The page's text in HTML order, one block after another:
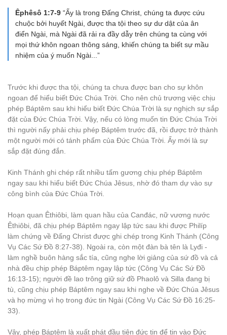
Êphêsô 1:7-9 “Ấy là trong Đấng Christ, chúng ta được cứu
chuộc bởi huyết Ngài, được tha tội theo sự dư dật của ân
điển Ngài, mà Ngài đã rải ra đầy dẫy trên chúng ta cùng với
mọi thứ khôn ngoan thông sáng, khiến chúng ta biết sự mầu
nhiệm của ý muốn Ngài...”
Trước khi được tha tội, chúng ta chưa được ban cho sự khôn
ngoan để hiểu biết Đức Chúa Trời. Cho nên chủ trương việc chịu
phép Báptêm sau khi hiểu biết Đức Chúa Trời là sự nghịch sự sắp
đặt của Đức Chúa Trời. Vậy, nếu có lòng muốn tin Đức Chúa Trời
thì người nấy phải chịu phép Báptêm trước đã, rồi được trở thành
một người mới có tánh phẩm của Đức Chúa Trời. Ấy mới là sự
sắp đặt đúng đắn.
Kinh Thánh ghi chép rất nhiều tấm gương chịu phép Báptêm
ngay sau khi hiểu biết Đức Chúa Jêsus, nhờ đó tham dự vào sự
công bình của Đức Chúa Trời.
Hoạn quan Êthiôbi, làm quan hầu của Canđác, nữ vương nước
Êthiôbi, đã chịu phép Báptêm ngay lập tức sau khi được Philíp
làm chứng về Đấng Christ được ghi chép trong Kinh Thánh (Công
Vụ Các Sứ Đồ 8:27-38). Ngoài ra, còn một đàn bà tên là Lyđi -
làm nghề buôn hàng sắc tía, cũng nghe lời giảng của sứ đồ và cả
nhà đều chịp phép Báptêm ngay lập tức (Công Vụ Các Sứ Đồ
16:13-15); người đề lao trông giữ sứ đồ Phaolô và Silla đang bị
tù, cũng chịu phép Báptêm ngay sau khi nghe về Đức Chúa Jêsus
và họ mừng vì họ trong đức tin Ngài (Công Vụ Các Sứ Đồ 16:25-
33).
Vậy, phép Báptêm là xuất phát đầu tiên đức tin để tin vào Đức